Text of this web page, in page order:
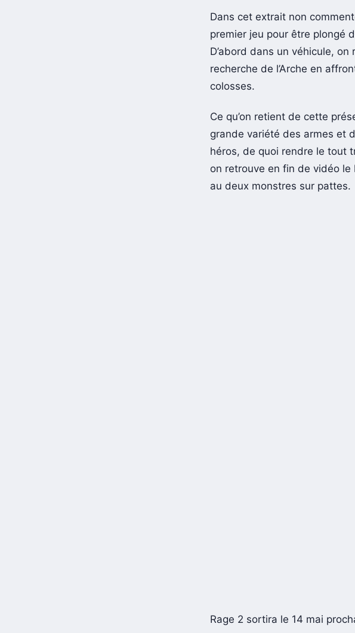
Dans cet extrait non
premier jeu pour être plongé
D’abord dans un véhicule,
recherche de l’Arche en
colosses.
Ce qu’on retient de cette
grande variété des armes et
héros, de quoi rendre le tout
on retrouve en fin de vidéo
au deux monstres sur pattes.
Rage 2 sortira le 14 mai